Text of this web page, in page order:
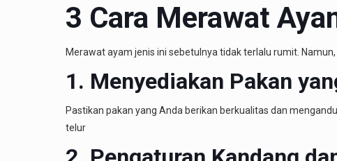
3 Cara Merawat
Merawat ayam jenis ini sebetulnya tidak terlalu rumit.
1. Menyediakan Pakan
Pastikan pakan yang Anda berikan berkualitas dan
telur